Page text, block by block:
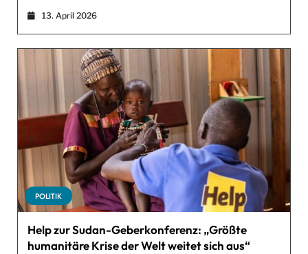
13. April 2026
POLITIK
Help zur Sudan-Geberkonferenz: „Größte
humanitäre Krise der Welt weitet sich aus“